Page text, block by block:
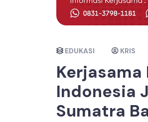
EDUKASI KRIS
Kerjasama
Indonesia
Sumatra